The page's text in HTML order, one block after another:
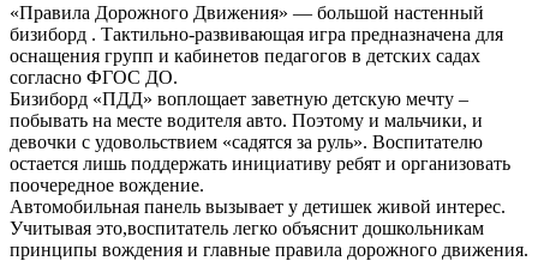
«Правила Дорожного Движения» — большой настенный
бизиборд . Тактильно-развивающая игра предназначена для
оснащения групп и кабинетов педагогов в детских садах
согласно ФГОС ДО.
Бизиборд «ПДД» воплощает заветную детскую мечту –
побывать на месте водителя авто. Поэтому и мальчики, и
девочки с удовольствием «садятся за руль». Воспитателю
остается лишь поддержать инициативу ребят и организовать
поочередное вождение.
Автомобильная панель вызывает у детишек живой интерес.
Учитывая это,воспитатель легко объяснит дошкольникам
принципы вождения и главные правила дорожного движения.